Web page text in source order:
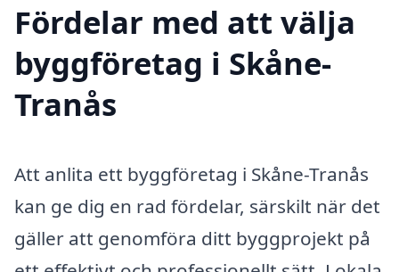
Fördelar med att välja
byggföretag i Skåne-
Tranås
Att anlita ett byggföretag i Skåne-Tranås
kan ge dig en rad fördelar, särskilt när det
gäller att genomföra ditt byggprojekt på